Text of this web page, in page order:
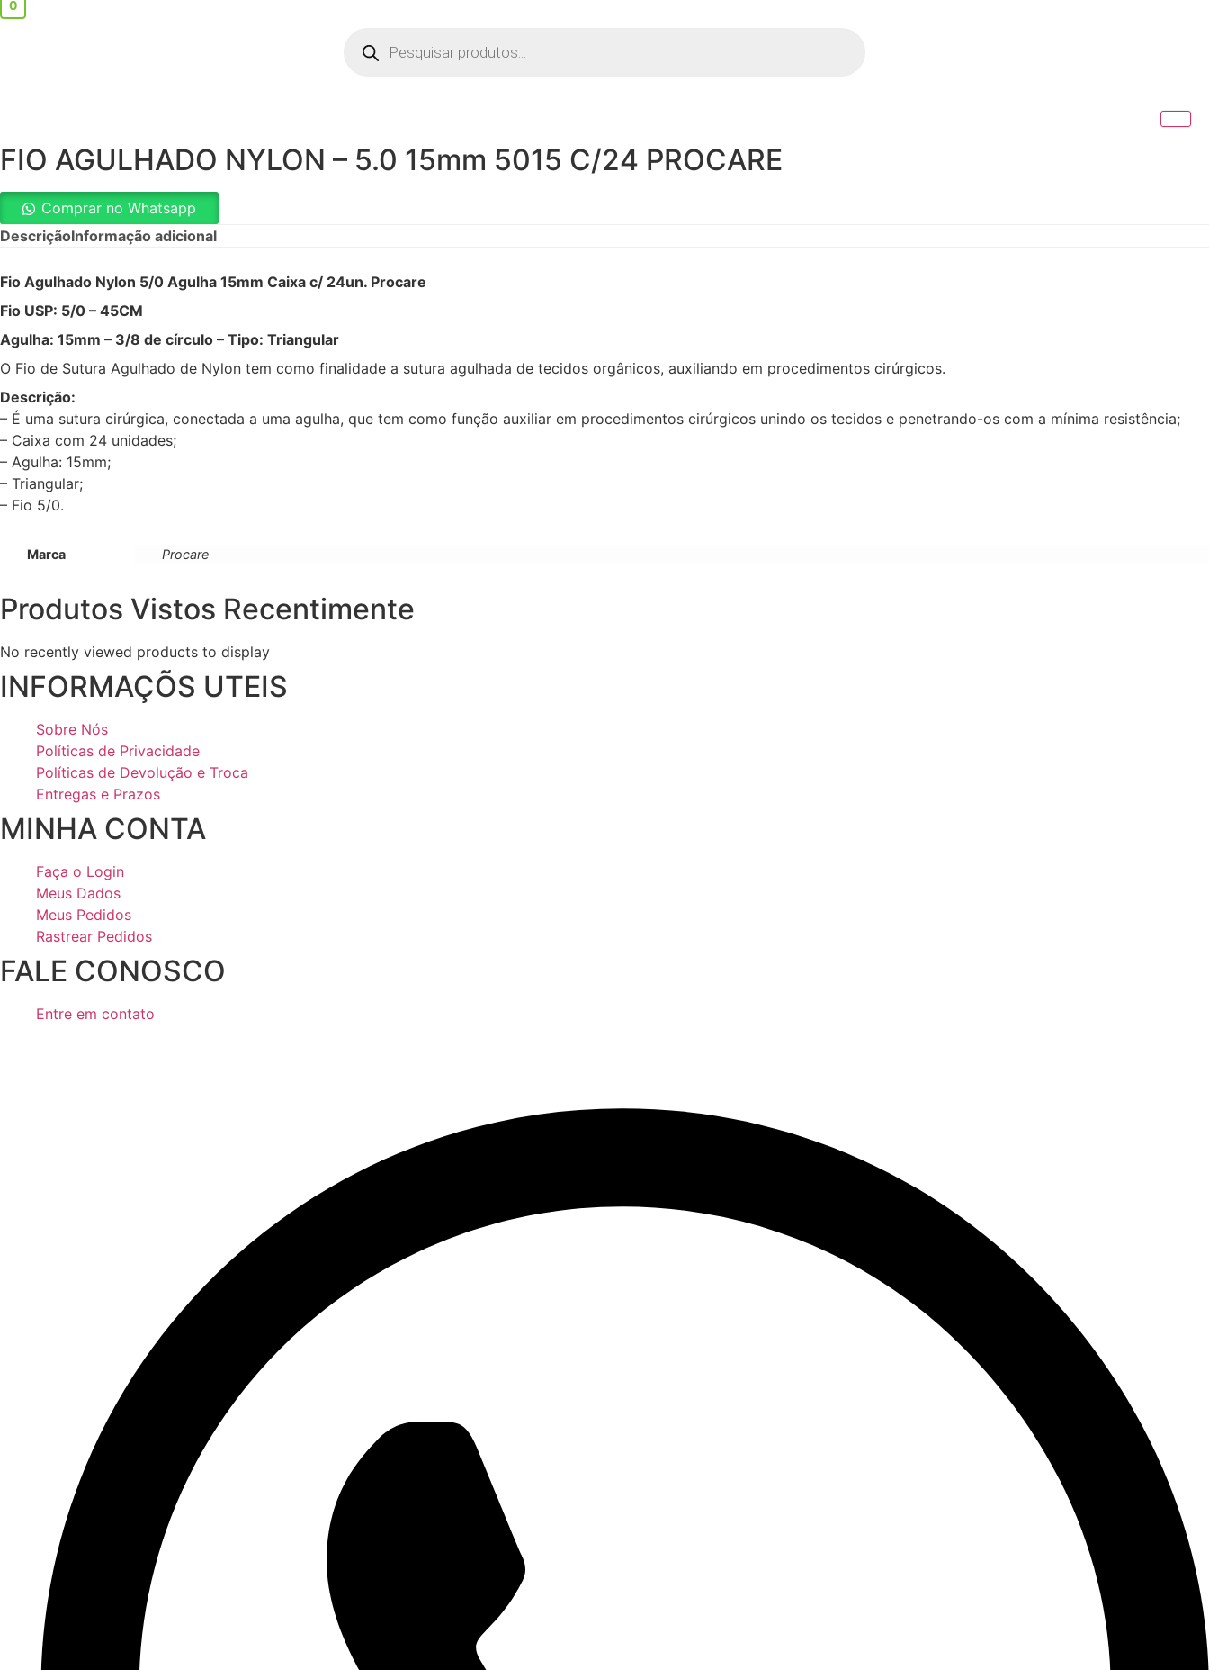
0
produtos
FIO AGULHADO NYLON – 5.0 15mm 5015 C/24 PROCARE
Comprar no Whatsapp
DescriçãoInformação adicional
Fio Agulhado Nylon 5/0 Agulha 15mm Caixa c/ 24un. Procare
Fio USP: 5/0 – 45CM
Agulha: 15mm – 3/8 de círculo – Tipo: Triangular
O Fio de Sutura Agulhado de Nylon tem como finalidade a sutura agulhada de tecidos orgânicos, auxiliando em procedimentos cirúrgicos.
Descrição:
– É uma sutura cirúrgica, conectada a uma agulha, que tem como função auxiliar em procedimentos cirúrgicos unindo os tecidos e penetrando-os com a mínima resistência;
– Caixa com 24 unidades;
– Agulha: 15mm;
– Triangular;
– Fio 5/0.
Marca Procare
Produtos Vistos Recentimente
No recently viewed products to display
INFORMAÇÕS UTEIS
Sobre Nós
Políticas de Privacidade
Políticas de Devolução e Troca
Entregas e Prazos
MINHA CONTA
Faça o Login
Meus Dados
Meus Pedidos
Rastrear Pedidos
FALE CONOSCO
Entre em contato